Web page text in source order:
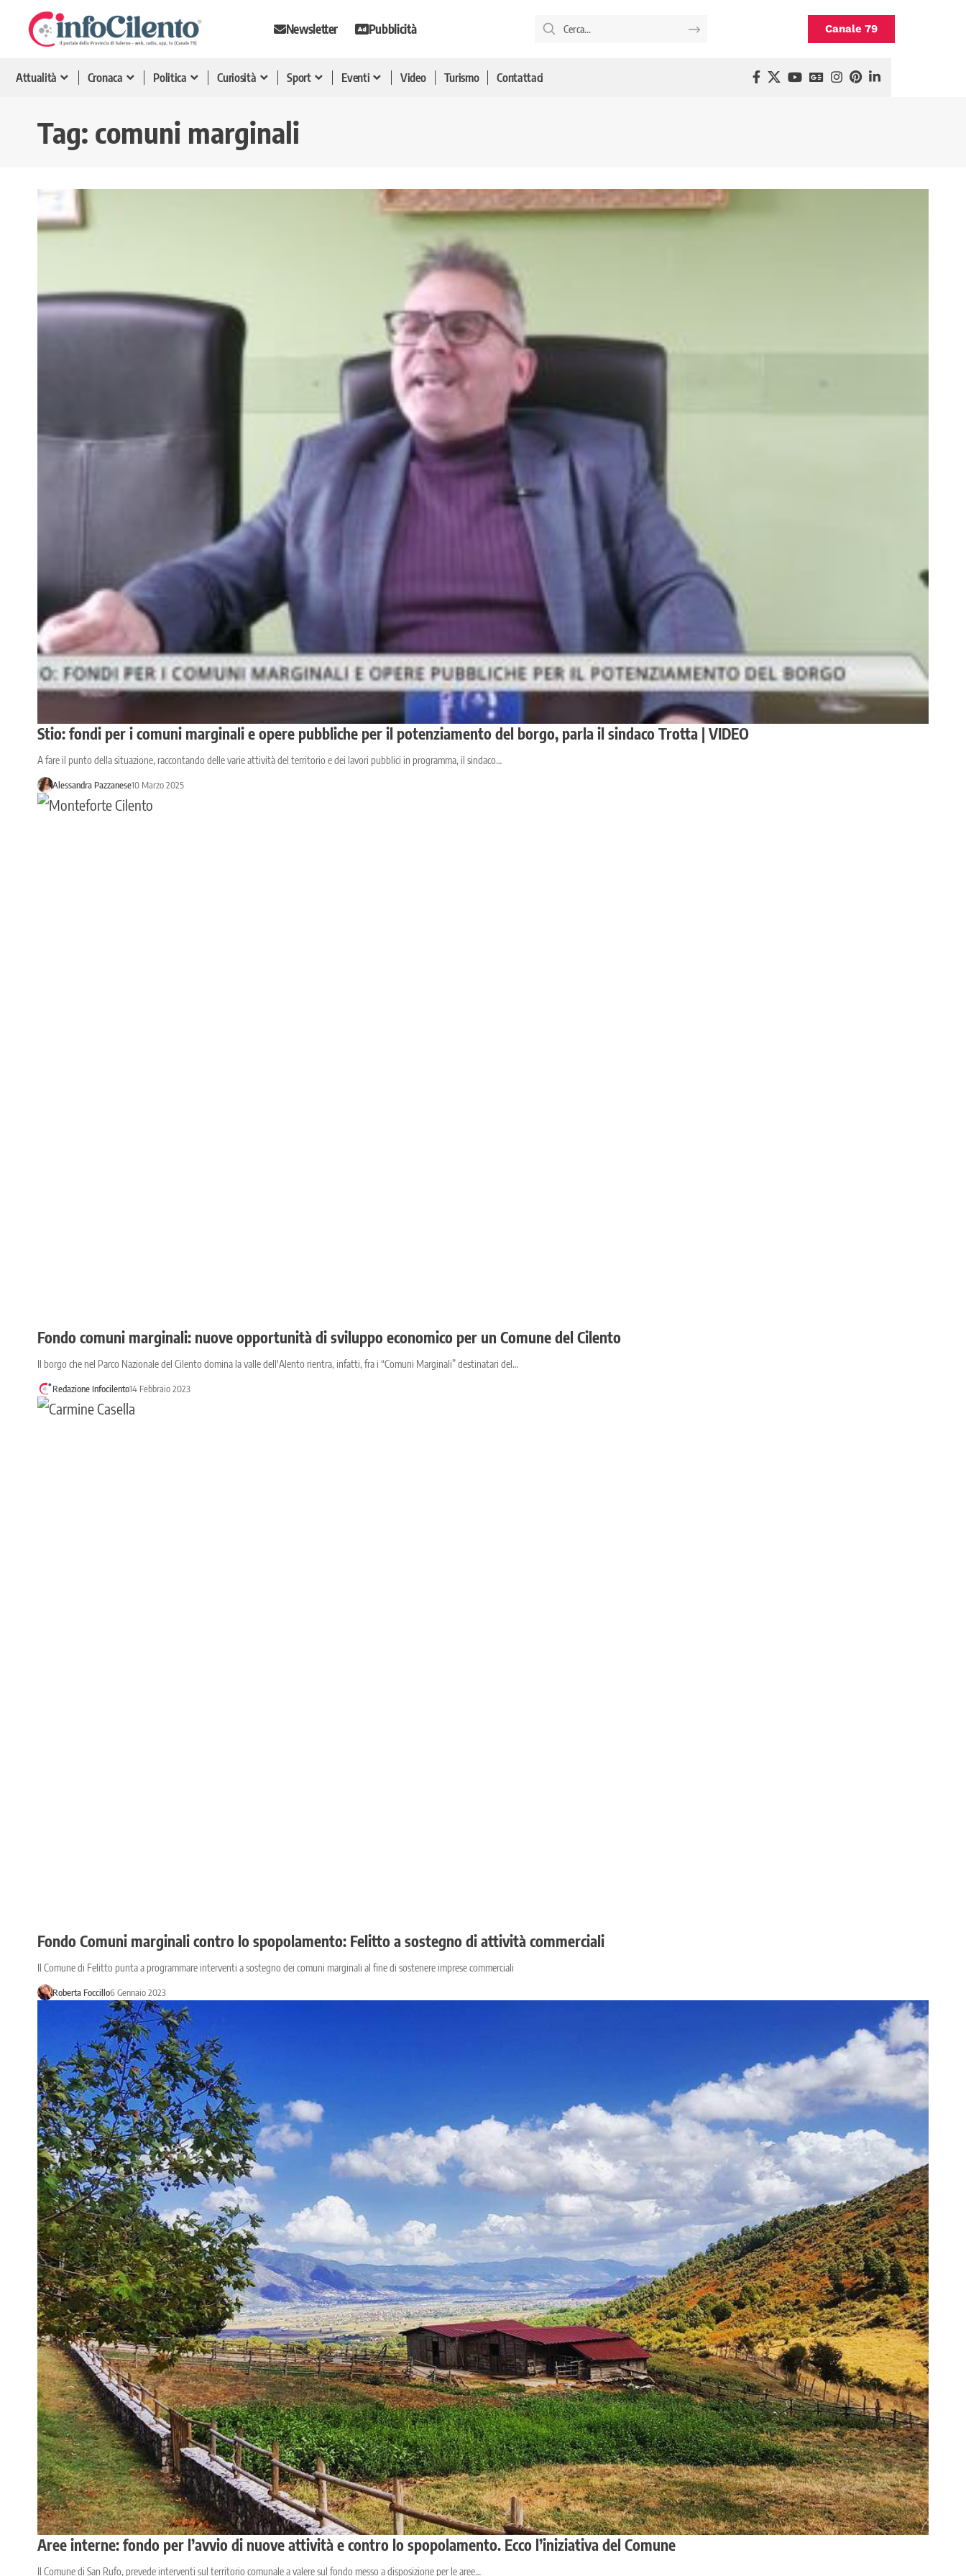
Newsletter Pubblicità Canale 79
Attualità Cronaca Politica Curiosità Sport Eventi Video Turismo Contattaci
Tag: comuni marginali
Stio: fondi per i comuni marginali e opere pubbliche per il potenziamento del borgo, parla il sindaco Trotta | VIDEO
A fare il punto della situazione, raccontando delle varie attività del territorio e dei lavori pubblici in programma, il sindaco…
Alessandra Pazzanese10 Marzo 2025
Fondo comuni marginali: nuove opportunità di sviluppo economico per un Comune del Cilento
Il borgo che nel Parco Nazionale del Cilento domina la valle dell'Alento rientra, infatti, fra i “Comuni Marginali” destinatari del…
Redazione Infocilento14 Febbraio 2023
Fondo Comuni marginali contro lo spopolamento: Felitto a sostegno di attività commerciali
Il Comune di Felitto punta a programmare interventi a sostegno dei comuni marginali al fine di sostenere imprese commerciali
Roberta Foccillo6 Gennaio 2023
Aree interne: fondo per l’avvio di nuove attività e contro lo spopolamento. Ecco l’iniziativa del Comune
Il Comune di San Rufo, prevede interventi sul territorio comunale a valere sul fondo messo a disposizione per le aree…